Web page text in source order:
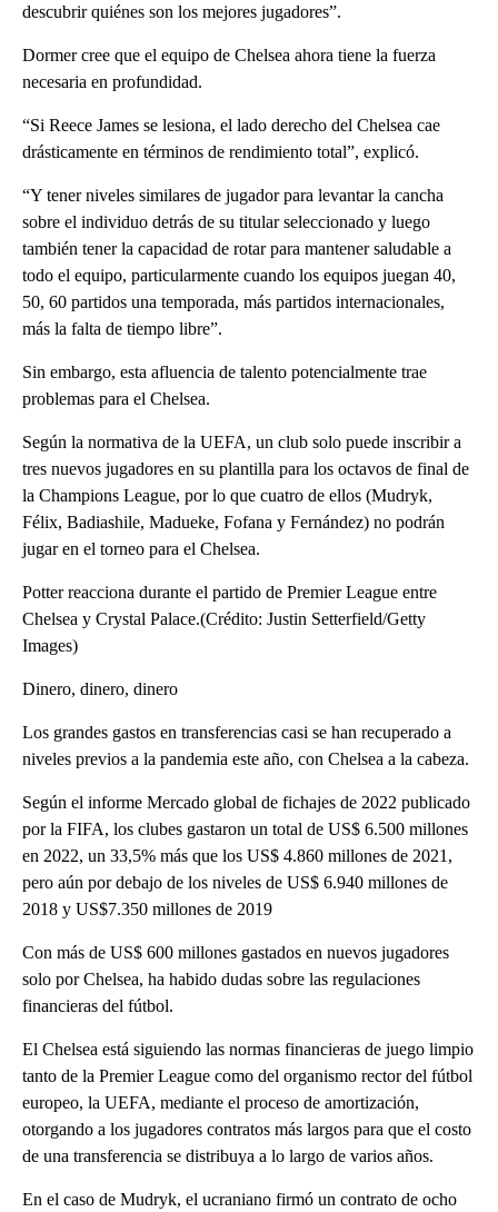
descubrir quiénes son los mejores jugadores”.
Dormer cree que el equipo de Chelsea ahora tiene la fuerza
necesaria en profundidad.
“Si Reece James se lesiona, el lado derecho del Chelsea cae
drásticamente en términos de rendimiento total”, explicó.
“Y tener niveles similares de jugador para levantar la cancha
sobre el individuo detrás de su titular seleccionado y luego
también tener la capacidad de rotar para mantener saludable a
todo el equipo, particularmente cuando los equipos juegan 40,
50, 60 partidos una temporada, más partidos internacionales,
más la falta de tiempo libre”.
Sin embargo, esta afluencia de talento potencialmente trae
problemas para el Chelsea.
Según la normativa de la UEFA, un club solo puede inscribir a
tres nuevos jugadores en su plantilla para los octavos de final de
la Champions League, por lo que cuatro de ellos (Mudryk,
Félix, Badiashile, Madueke, Fofana y Fernández) no podrán
jugar en el torneo para el Chelsea.
Potter reacciona durante el partido de Premier League entre
Chelsea y Crystal Palace.(Crédito: Justin Setterfield/Getty
Images)
Dinero, dinero, dinero
Los grandes gastos en transferencias casi se han recuperado a
niveles previos a la pandemia este año, con Chelsea a la cabeza.
Según el informe Mercado global de fichajes de 2022 publicado
por la FIFA, los clubes gastaron un total de US$ 6.500 millones
en 2022, un 33,5% más que los US$ 4.860 millones de 2021,
pero aún por debajo de los niveles de US$ 6.940 millones de
2018 y US$7.350 millones de 2019
Con más de US$ 600 millones gastados en nuevos jugadores
solo por Chelsea, ha habido dudas sobre las regulaciones
financieras del fútbol.
El Chelsea está siguiendo las normas financieras de juego limpio
tanto de la Premier League como del organismo rector del fútbol
europeo, la UEFA, mediante el proceso de amortización,
otorgando a los jugadores contratos más largos para que el costo
de una transferencia se distribuya a lo largo de varios años.
En el caso de Mudryk, el ucraniano firmó un contrato de ocho